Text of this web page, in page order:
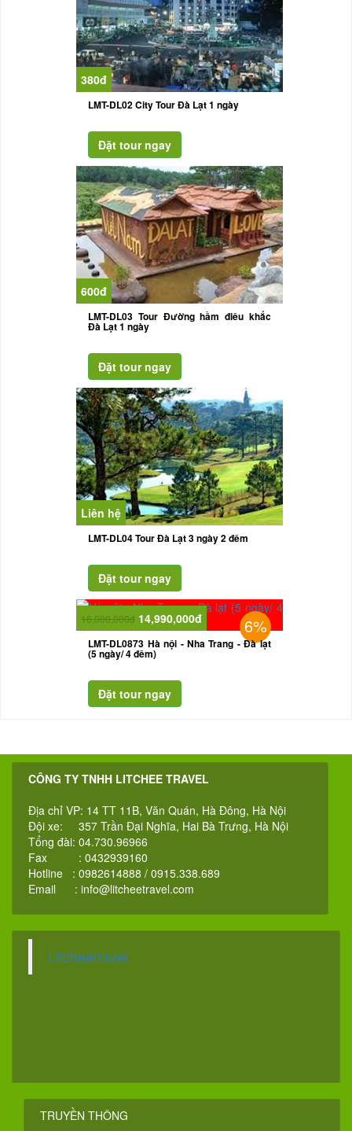
380đ
LMT-DL02 City Tour Đà Lạt 1 ngày
600đ
LMT-DL03 Tour Đường hầm điêu khắc
Đà Lạt 1 ngày
Liên hệ
LMT-DL04 Tour Đà Lạt 3 ngày 2 đêm
6%
16,000,000đ 14,990,000đ
LMT-DL0873 Hà nội - Nha Trang - Đà lạt
(5 ngày/ 4 đêm)
CÔNG TY TNHH LITCHEE TRAVEL
Địa chỉ VP: 14 TT 11B, Văn Quán, Hà Đông, Hà Nội
Đội xe: 357 Trần Đại Nghĩa, Hai Bà Trưng, Hà Nội
Tổng đài: 04.730.96966
Fax : 0432939160
Hotline : 0982614888 / 0915.338.689
Email : info@litcheetravel.com
Litcheetravel
TRUYỀN THÔNG